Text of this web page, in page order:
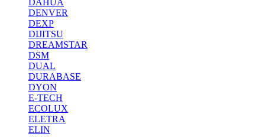
DENVER
DEXP
DIJITSU
DREAMSTAR
DSM
DUAL
DURABASE
DYON
E-TECH
ECOLUX
ELETRA
ELIN